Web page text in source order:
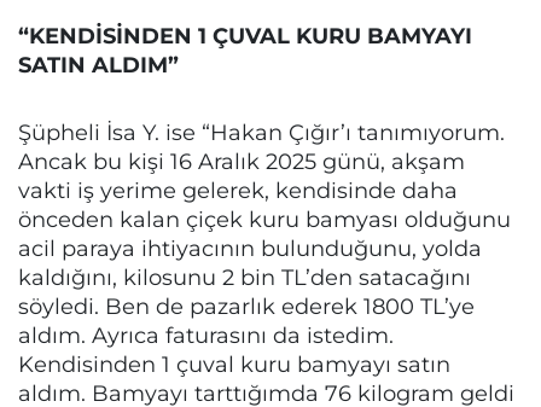
“KENDİSİNDEN 1 ÇUVAL KURU BAMYAYI
SATIN ALDIM”
Şüpheli İsa Y. ise “Hakan Çığır’ı tanımıyorum.
Ancak bu kişi 16 Aralık 2025 günü, akşam
vakti iş yerime gelerek, kendisinde daha
önceden kalan çiçek kuru bamyası olduğunu
acil paraya ihtiyacının bulunduğunu, yolda
kaldığını, kilosunu 2 bin TL’den satacağını
söyledi. Ben de pazarlık ederek 1800 TL’ye
aldım. Ayrıca faturasını da istedim.
Kendisinden 1 çuval kuru bamyayı satın
aldım. Bamyayı tarttığımda 76 kilogram geldi